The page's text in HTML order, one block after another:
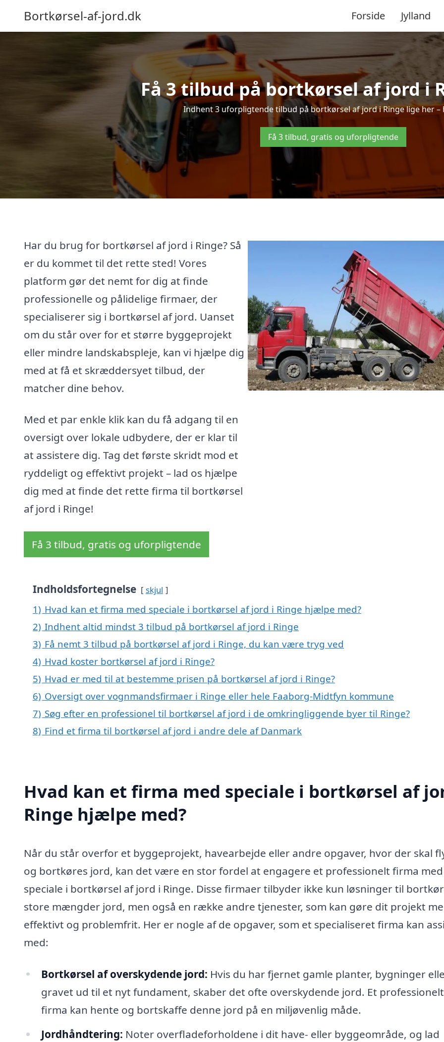
Bortkørsel-af-jord.dk Forside Jylland
Få 3 tilbud på bortkørsel af jord i
Indhent 3 uforpligtende tilbud på bortkørsel af jord i Ringe lige her –
Få 3 tilbud, gratis og uforpligtende
Har du brug for bortkørsel af jord i Ringe? Så
er du kommet til det rette sted! Vores
platform gør det nemt for dig at finde
professionelle og pålidelige firmaer, der
specialiserer sig i bortkørsel af jord. Uanset
om du står over for et større byggeprojekt
eller mindre landskabspleje, kan vi hjælpe dig
med at få et skræddersyet tilbud, der
matcher dine behov.
Med et par enkle klik kan du få adgang til en
oversigt over lokale udbydere, der er klar til
at assistere dig. Tag det første skridt mod et
ryddeligt og effektivt projekt – lad os hjælpe
dig med at finde det rette firma til bortkørsel
af jord i Ringe!
Få 3 tilbud, gratis og uforpligtende
Indholdsfortegnelse skjul
1) Hvad kan et firma med speciale i bortkørsel af jord i Ringe hjælpe med?
2) Indhent altid mindst 3 tilbud på bortkørsel af jord i Ringe
3) Få nemt 3 tilbud på bortkørsel af jord i Ringe, du kan være tryg ved
4) Hvad koster bortkørsel af jord i Ringe?
5) Hvad er med til at bestemme prisen på bortkørsel af jord i Ringe?
6) Oversigt over vognmandsfirmaer i Ringe eller hele Faaborg-Midtfyn kommune
7) Søg efter en professionel til bortkørsel af jord i de omkringliggende byer til Ringe?
8) Find et firma til bortkørsel af jord i andre dele af Danmark
Hvad kan et firma med speciale i bortkørsel af
Ringe hjælpe med?
Når du står overfor et byggeprojekt, havearbejde eller andre opgaver, hvor der skal
og bortkøres jord, kan det være en stor fordel at engagere et professionelt firma med
speciale i bortkørsel af jord i Ringe. Disse firmaer tilbyder ikke kun løsninger til
store mængder jord, men også en række andre tjenester, som kan gøre dit projekt
effektivt og problemfrit. Her er nogle af de opgaver, som et specialiseret firma kan
med:
Bortkørsel af overskydende jord: Hvis du har fjernet gamle planter, bygninger
gravet ud til et nyt fundament, skaber det ofte overskydende jord. Et professionelt
firma kan hente og bortskaffe denne jord på en miljøvenlig måde.
Jordhåndtering: Noter overfladeforholdene i dit have- eller byggeområde, og lad